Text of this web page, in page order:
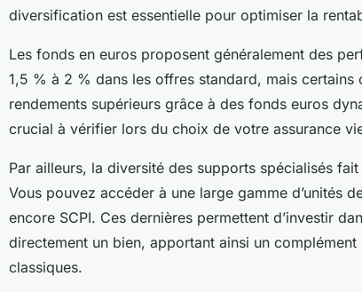
diversification est essentielle pour optimiser la
Les fonds en euros proposent généralement des
1,5 % à 2 % dans les offres standard, mais
rendements supérieurs grâce à des fonds euros
crucial à vérifier lors du choix de votre assurance
Par ailleurs, la diversité des supports spécialisés
Vous pouvez accéder à une large gamme d’unités
encore SCPI. Ces dernières permettent d’investir
directement un bien, apportant ainsi un
classiques.